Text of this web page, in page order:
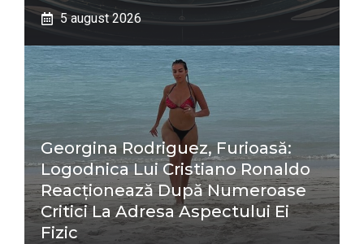
5 august 2026
Georgina Rodriguez, Furioasă:
Logodnica Lui Cristiano Ronaldo
Reacționează După Numeroase
Critici La Adresa Aspectului Ei
Fizic